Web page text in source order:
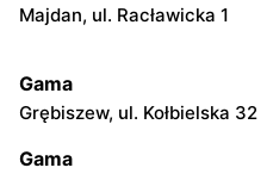
Majdan, ul. Racławicka 1
Gama
Grębiszew, ul. Kołbielska 32
Gama